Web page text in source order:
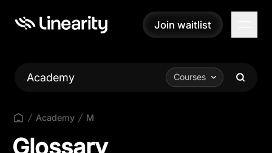
Join waitlist
Join waitlist
Academy Courses
Academy M
Glossary